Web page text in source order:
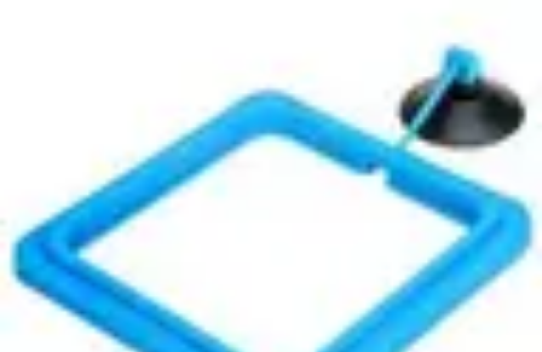
Conseil Banque